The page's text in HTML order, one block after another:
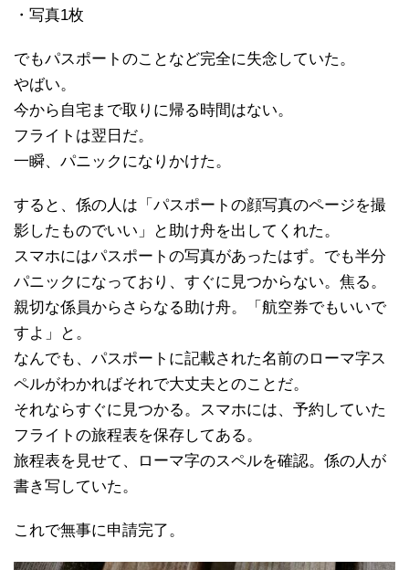
・写真1枚
でもパスポートのことなど完全に失念していた。
やばい。
今から自宅まで取りに帰る時間はない。
フライトは翌日だ。
一瞬、パニックになりかけた。
すると、係の人は「パスポートの顔写真のページを撮
影したものでいい」と助け舟を出してくれた。
スマホにはパスポートの写真があったはず。でも半分
パニックになっており、すぐに見つからない。焦る。
親切な係員からさらなる助け舟。「航空券でもいいで
すよ」と。
なんでも、パスポートに記載された名前のローマ字ス
ペルがわかればそれで大丈夫とのことだ。
それならすぐに見つかる。スマホには、予約していた
フライトの旅程表を保存してある。
旅程表を見せて、ローマ字のスペルを確認。係の人が
書き写していた。
これで無事に申請完了。